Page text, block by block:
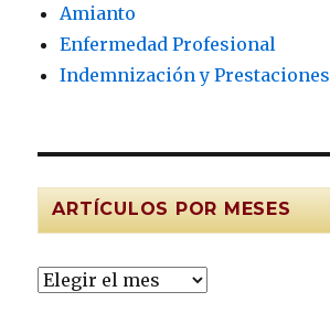
Amianto
Enfermedad Profesional
Indemnización y Prestaciones
ARTÍCULOS POR MESES
Artículos